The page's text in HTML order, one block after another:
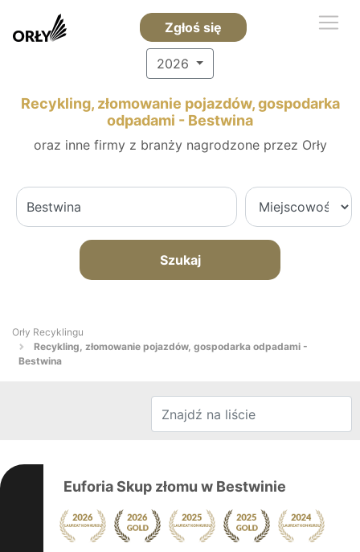
Zgłoś się
2026
Recykling, złomowanie pojazdów, gospodarka
odpadami - Bestwina
oraz inne firmy z branży nagrodzone przez Orły
Szukaj
Orły Recyklingu
Recykling, złomowanie pojazdów, gospodarka odpadami -
Bestwina
Euforia Skup złomu w Bestwinie